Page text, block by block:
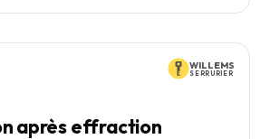
WILLEMS
SERRURIER
après effraction